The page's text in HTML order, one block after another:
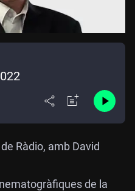
Ràdio, amb David
de la